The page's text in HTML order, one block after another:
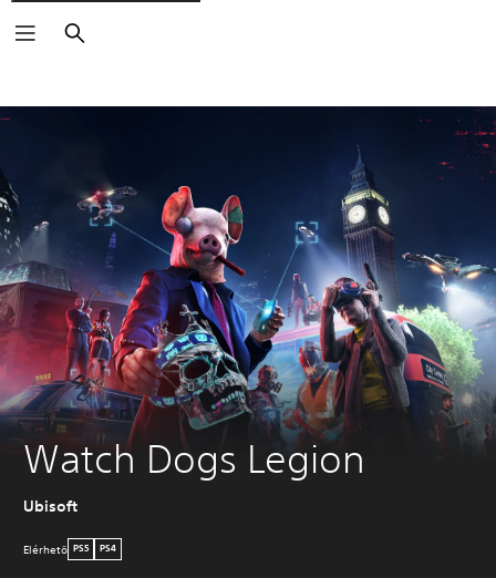
Keresés
Watch Dogs Legion
Ubisoft
Elérhetö PS5 PS4